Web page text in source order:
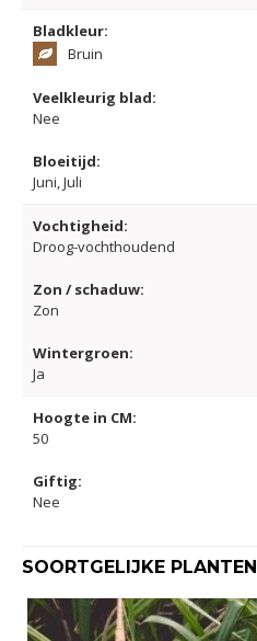
Bladkleur:
Bruin
Veelkleurig blad:
Nee
Bloeitijd:
Juni, Juli
Vochtigheid:
Droog-vochthoudend
Zon / schaduw:
Zon
Wintergroen:
Ja
Hoogte in CM:
50
Giftig:
Nee
SOORTGELIJKE PLANTEN